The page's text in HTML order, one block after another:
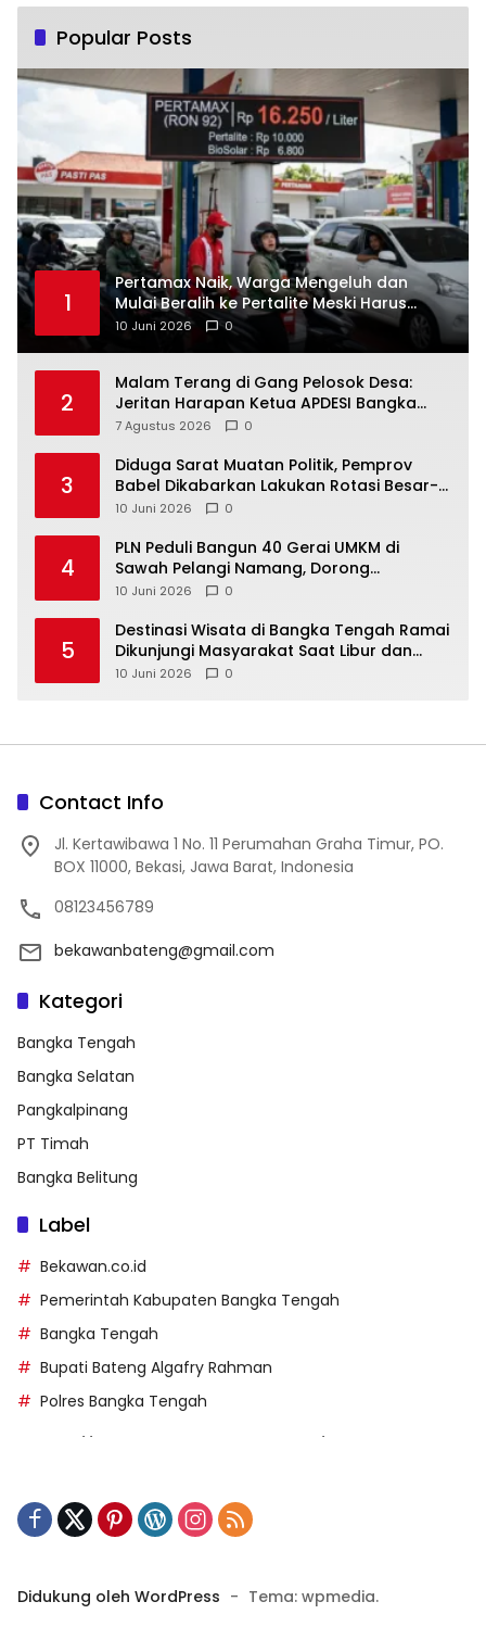
Popular Posts
1
‎Pertamax Naik, Warga Mengeluh dan
Mulai Beralih ke Pertalite Meski Harus
10 Juni 2026 0
2
Malam Terang di Gang Pelosok Desa:
Jeritan Harapan Ketua APDESI Bangka
Tengah untuk PLN Babel
7 Agustus 2026 0
3
‎Diduga Sarat Muatan Politik, Pemprov
Babel Dikabarkan Lakukan Rotasi Besar-
10 Juni 2026 0
4
‎PLN Peduli Bangun 40 Gerai UMKM di
Sawah Pelangi Namang, Dorong
10 Juni 2026 0
5
‎Destinasi Wisata di Bangka Tengah Ramai
Dikunjungi Masyarakat Saat Libur dan
Akhir Pekan
10 Juni 2026 0
Contact Info
Jl. Kertawibawa 1 No. 11 Perumahan Graha Timur, PO.
BOX 11000, Bekasi, Jawa Barat, Indonesia
08123456789
bekawanbateng@gmail.com
Kategori
Bangka Tengah
Bangka Selatan
Pangkalpinang
PT Timah
Bangka Belitung
Label
Bekawan.co.id
Pemerintah Kabupaten Bangka Tengah
Bangka Tengah
Bupati Bateng Algafry Rahman
Polres Bangka Tengah
https://kecsitim.sitarokab.go.id/
https://ukpbj.natunakab.go.id/
Didukung oleh WordPress - Tema: wpmedia.